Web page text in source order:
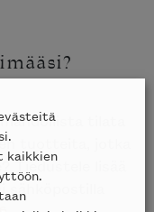
tilata
tuotteita, jotka
Tiedustele lisää
sähköpostilla
kaikkien